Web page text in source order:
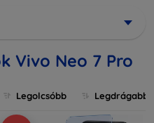
Vivo Neo 7 Pro
Legolcsóbb Legdrágabb